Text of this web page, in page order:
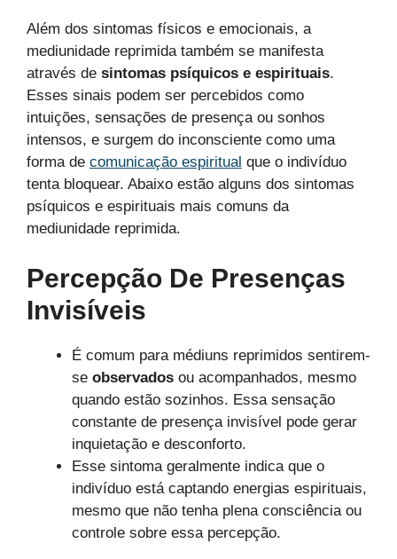
Além dos sintomas físicos e emocionais, a
mediunidade reprimida também se manifesta
através de sintomas psíquicos e espirituais.
Esses sinais podem ser percebidos como
intuições, sensações de presença ou sonhos
intensos, e surgem do inconsciente como uma
forma de comunicação espiritual que o indivíduo
tenta bloquear. Abaixo estão alguns dos sintomas
psíquicos e espirituais mais comuns da
mediunidade reprimida.
Percepção De Presenças
Invisíveis
É comum para médiuns reprimidos sentirem-
se observados ou acompanhados, mesmo
quando estão sozinhos. Essa sensação
constante de presença invisível pode gerar
inquietação e desconforto.
Esse sintoma geralmente indica que o
indivíduo está captando energias espirituais,
mesmo que não tenha plena consciência ou
controle sobre essa percepção.